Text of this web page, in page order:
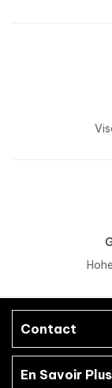
Contact
En Savoir Plus